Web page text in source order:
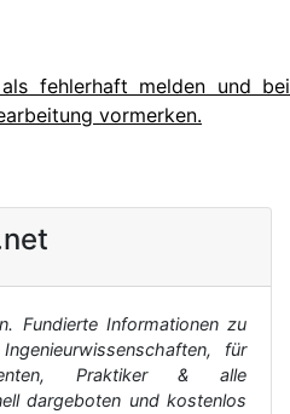
fehlerhaft melden und bei
vormerken.
Fundierte Informationen zu
für
Praktiker & alle
dargeboten und kostenlos